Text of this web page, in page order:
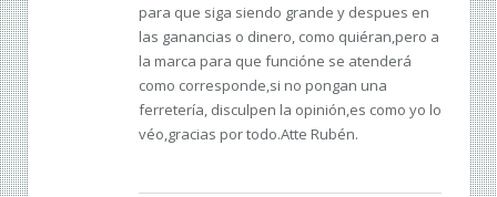
para que siga siendo grande y despues en
las ganancias o dinero, como quiéran,pero a
la marca para que funcióne se atenderá
como corresponde,si no pongan una
ferretería, disculpen la opinión,es como yo lo
véo,gracias por todo.Atte Rubén.